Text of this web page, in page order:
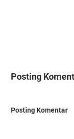
Posting
Posting Komentar